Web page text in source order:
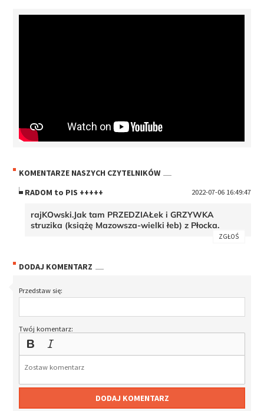
KOMENTARZE NASZYCH CZYTELNIKÓW
RADOM to PIS +++++
2022-07-06 16:49:47
rajKOwski.Jak tam PRZEDZIAŁek i GRZYWKA
struzika (książę Mazowsza-wielki łeb) z Płocka.
ZGŁOŚ
DODAJ KOMENTARZ
Przedstaw się:
Twój komentarz:
DODAJ KOMENTARZ